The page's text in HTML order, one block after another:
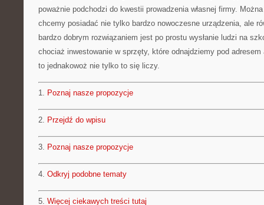
poważnie podchodzi do kwestii prowadzenia własnej firmy.
chcemy posiadać nie tylko bardzo nowoczesne urządzenia, ale
bardzo dobrym rozwiązaniem jest po prostu wysłanie ludzi na
chociaż inwestowanie w sprzęty, które odnajdziemy pod
to jednakowoż nie tylko to się liczy.
1. Poznaj nasze propozycje
2. Przejdź do wpisu
3. Poznaj nasze propozycje
4. Odkryj podobne tematy
5. Więcej ciekawych treści tutaj